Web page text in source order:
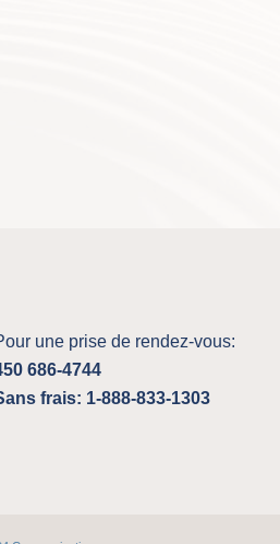
une prise de rendez-vous:
686-4744
frais: 1-888-833-1303